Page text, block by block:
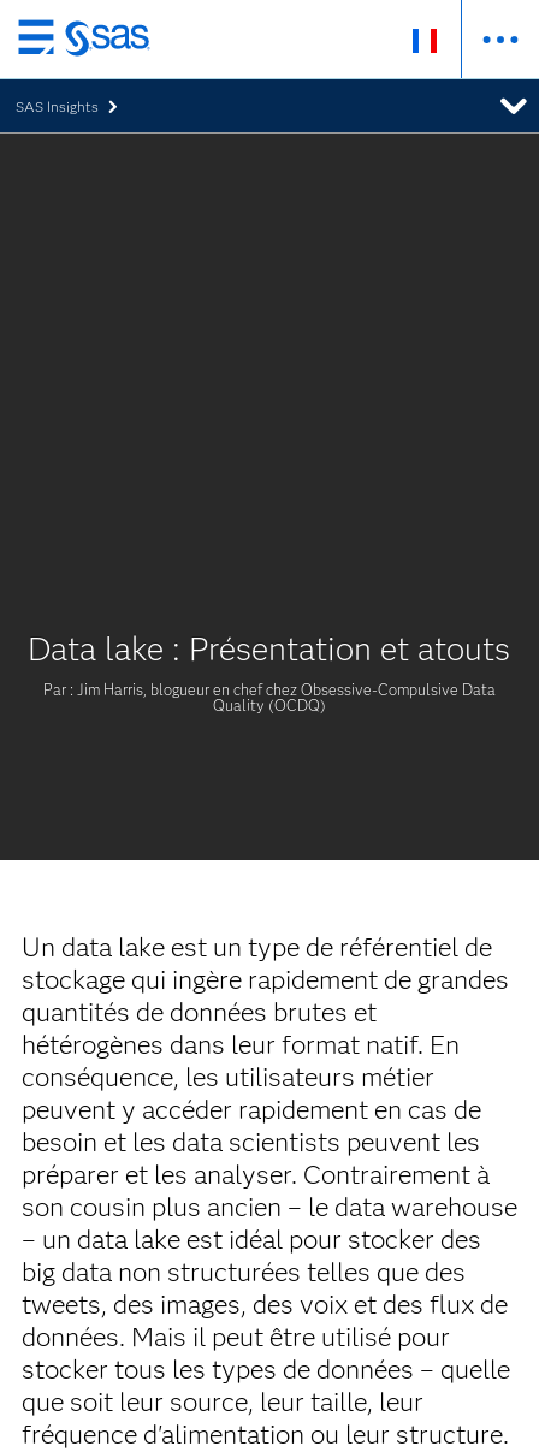
Passer
au
contenu
principal
SAS Insights
Data lake : Présentation et atouts
Par : Jim Harris, blogueur en chef chez Obsessive-Compulsive Data
Quality (OCDQ)
Un data lake est un type de référentiel de
stockage qui ingère rapidement de grandes
quantités de données brutes et
hétérogènes dans leur format natif. En
conséquence, les utilisateurs métier
peuvent y accéder rapidement en cas de
besoin et les data scientists peuvent les
préparer et les analyser. Contrairement à
son cousin plus ancien – le data warehouse
– un data lake est idéal pour stocker des
big data non structurées telles que des
tweets, des images, des voix et des flux de
données. Mais il peut être utilisé pour
stocker tous les types de données – quelle
que soit leur source, leur taille, leur
fréquence d'alimentation ou leur structure.